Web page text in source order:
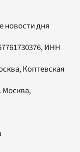
новости дня
ИНН
Коптевская
Москва,